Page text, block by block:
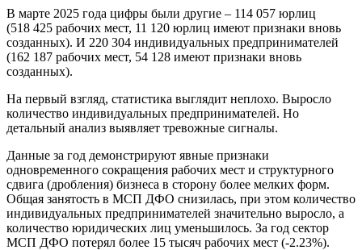
В марте 2025 года цифры были другие – 114 057 юрлиц
(518 425 рабочих мест, 11 120 юрлиц имеют признаки вновь
созданных). И 220 304 индивидуальных предпринимателей
(162 187 рабочих мест, 54 128 имеют признаки вновь
созданных).
На первый взгляд, статистика выглядит неплохо. Выросло
количество индивидуальных предпринимателей. Но
детальный анализ выявляет тревожные сигналы.
Данные за год демонстрируют явные признаки
одновременного сокращения рабочих мест и структурного
сдвига (дробления) бизнеса в сторону более мелких форм.
Общая занятость в МСП ДФО снизилась, при этом количество
индивидуальных предпринимателей значительно выросло, а
количество юридических лиц уменьшилось. За год сектор
МСП ДФО потерял более 15 тысяч рабочих мест (-2.23%).